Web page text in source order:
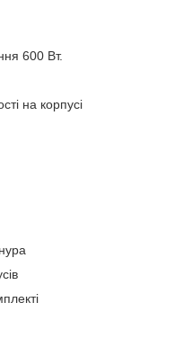
600 Вт.
на корпусі